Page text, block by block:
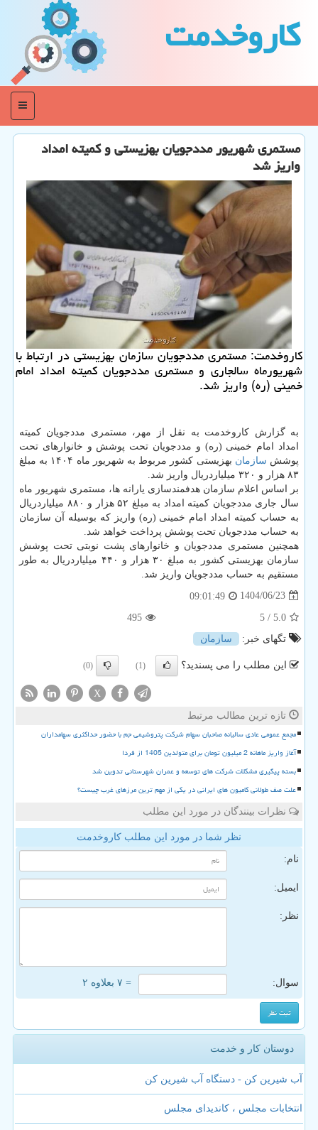
كاروخدمت
منو
مستمری شهریور مددجویان بهزیستی و کمیته امداد
واریز شد
کاروخدمت: مستمری مددجویان سازمان بهزیستی در ارتباط با
شهریورماه سالجاری و مستمری مددجویان کمیته امداد امام
خمینی (ره) واریز شد.
به گزارش کاروخدمت به نقل از مهر، مستمری مددجویان کمیته
امداد امام خمینی (ره) و مددجویان تحت پوشش و خانوارهای تحت
پوشش سازمان
بهزیستی کشور مربوط به شهریور ماه ۱۴۰۴ به مبلغ
۸۳ هزار و ۳۲۰ میلیاردریال واریز شد.
بر اساس اعلام سازمان هدفمندسازی یارانه ها، مستمری شهریور ماه
سال جاری مددجویان کمیته امداد به مبلغ ۵۲ هزار و ۸۸۰ میلیاردریال
به حساب کمیته امداد امام خمینی (ره) واریز که بوسیله آن سازمان
به حساب مددجویان تحت پوشش پرداخت خواهد شد.
همچنین مستمری مددجویان و خانوارهای پشت نوبتی تحت پوشش
سازمان بهزیستی کشور به مبلغ ۳۰ هزار و ۴۴۰ میلیاردریال به طور
مستقیم به حساب مددجویان واریز شد.
1404/06/23
09:01:49
5.0
/ 5
495
تگهای خبر:
سازمان
این مطلب را می پسندید؟ (1)
(0)
X
تازه ترین مطالب مرتبط
مجمع عمومی عادی سالیانه صاحبان سهام شرکت پتروشیمی جم با حضور حداکثری سهامداران
آغاز واریز ماهانه 2 میلیون تومان برای متولدین 1405 از فردا
بسته پیگیری مشکلات شرکت های توسعه و عمران شهرستانی تدوین شد
علت صف طولانی کامیون های ایرانی در یکی از مهم ترین مرزهای غرب چیست؟
نظرات بینندگان در مورد این مطلب
نظر شما در مورد این مطلب کاروخدمت
نام:
ایمیل:
نظر:
سوال: = ۷ بعلاوه ۲
دوستان کار و خدمت
آب شیرین کن - دستگاه آب شیرین کن
انتخابات مجلس ، کاندیدای مجلس